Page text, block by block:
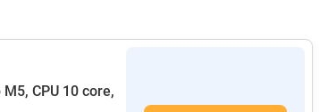
CPU 10 core,